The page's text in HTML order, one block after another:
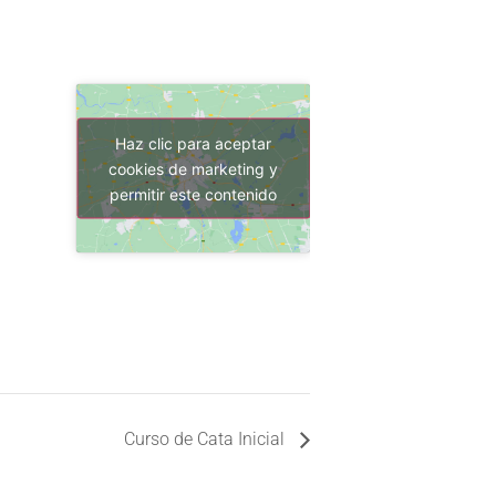
Haz clic para aceptar
cookies de marketing y
permitir este contenido
Curso de Cata Inicial